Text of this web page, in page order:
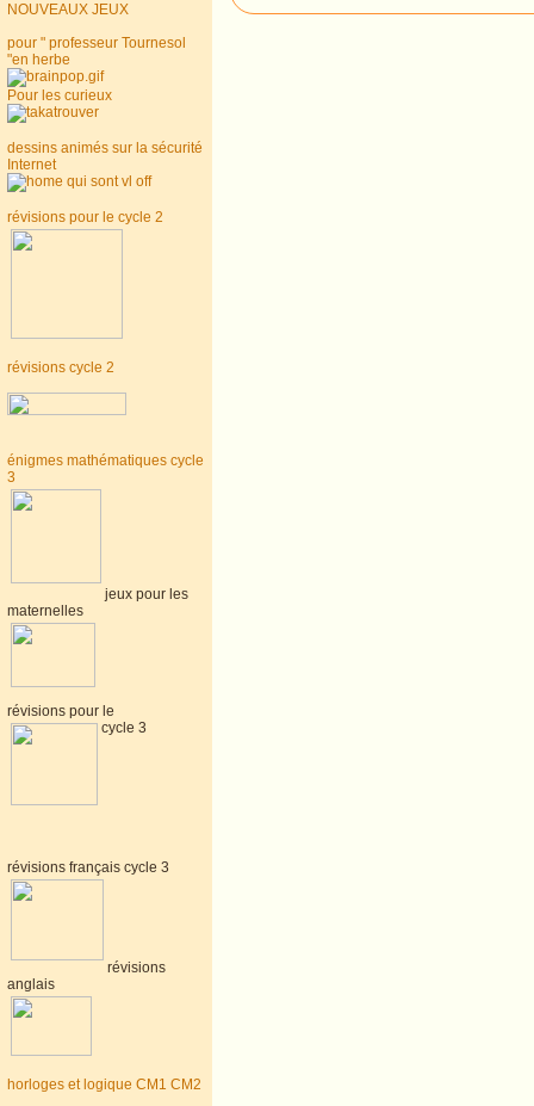
NOUVEAUX JEUX
pour " professeur Tournesol
"en herbe
Pour les curieux
dessins animés sur la sécurité
Internet
révisions pour le cycle 2
révisions cycle 2
énigmes mathématiques cycle
3
jeux pour les
maternelles
révisions pour le
cycle 3
révisions français cycle 3
révisions
anglais
horloges et logique CM1 CM2